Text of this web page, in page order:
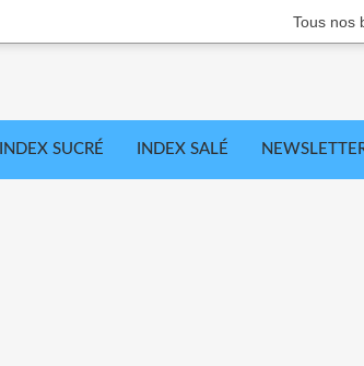
Tous nos
INDEX SUCRÉ INDEX SALÉ